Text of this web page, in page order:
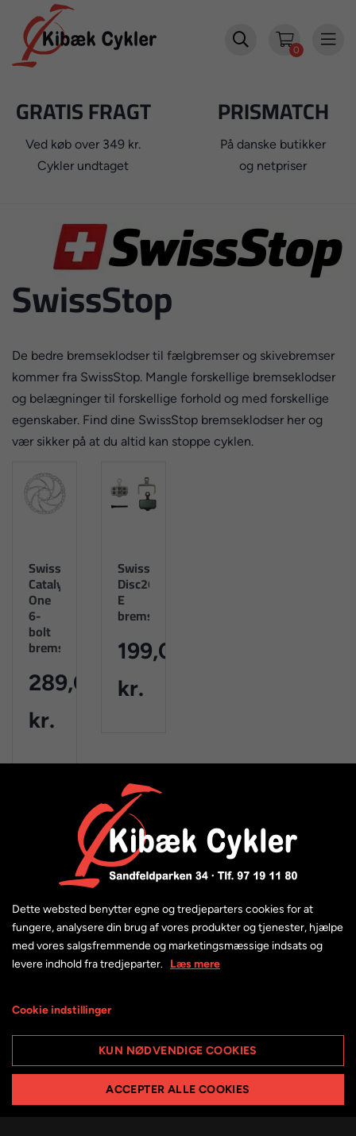

0

GRATIS FRAGT
Ved køb over 349 kr.
Cykler undtaget
PRISMATCH
På danske butikker
og netpriser
SwissStop
De bedre bremseklodser til fælgbremser og skivebremser
kommer fra SwissStop. Mangle forskellige bremseklodser
og belægninger til forskellige forhold og med forskellige
egenskaber. Find dine SwissStop bremseklodser her og
vær sikker på at du altid kan stoppe cyklen.
SwissStop
Catalyst
One
6-
bolt
bremseskive
289,00
kr.
SwissStop
Disc26
E
bremseklodser
199,00
kr.
KUNDESERVICE
Kontakt os
Prismatch
Finansiering
Leasing
Bestil afhentning
Returnering
Cookie- og privatlivspolitik
Størrelsesguides
Dette websted benytter egne og tredjeparters cookies for at
fungere, analysere din brug af vores produkter og tjenester, hjælpe
med vores salgsfremmende og marketingsmæssige indsats og
levere indhold fra tredjeparter. Læs mere
Cookie indstillinger
KUN NØDVENDIGE COOKIES
ACCEPTER ALLE COOKIES